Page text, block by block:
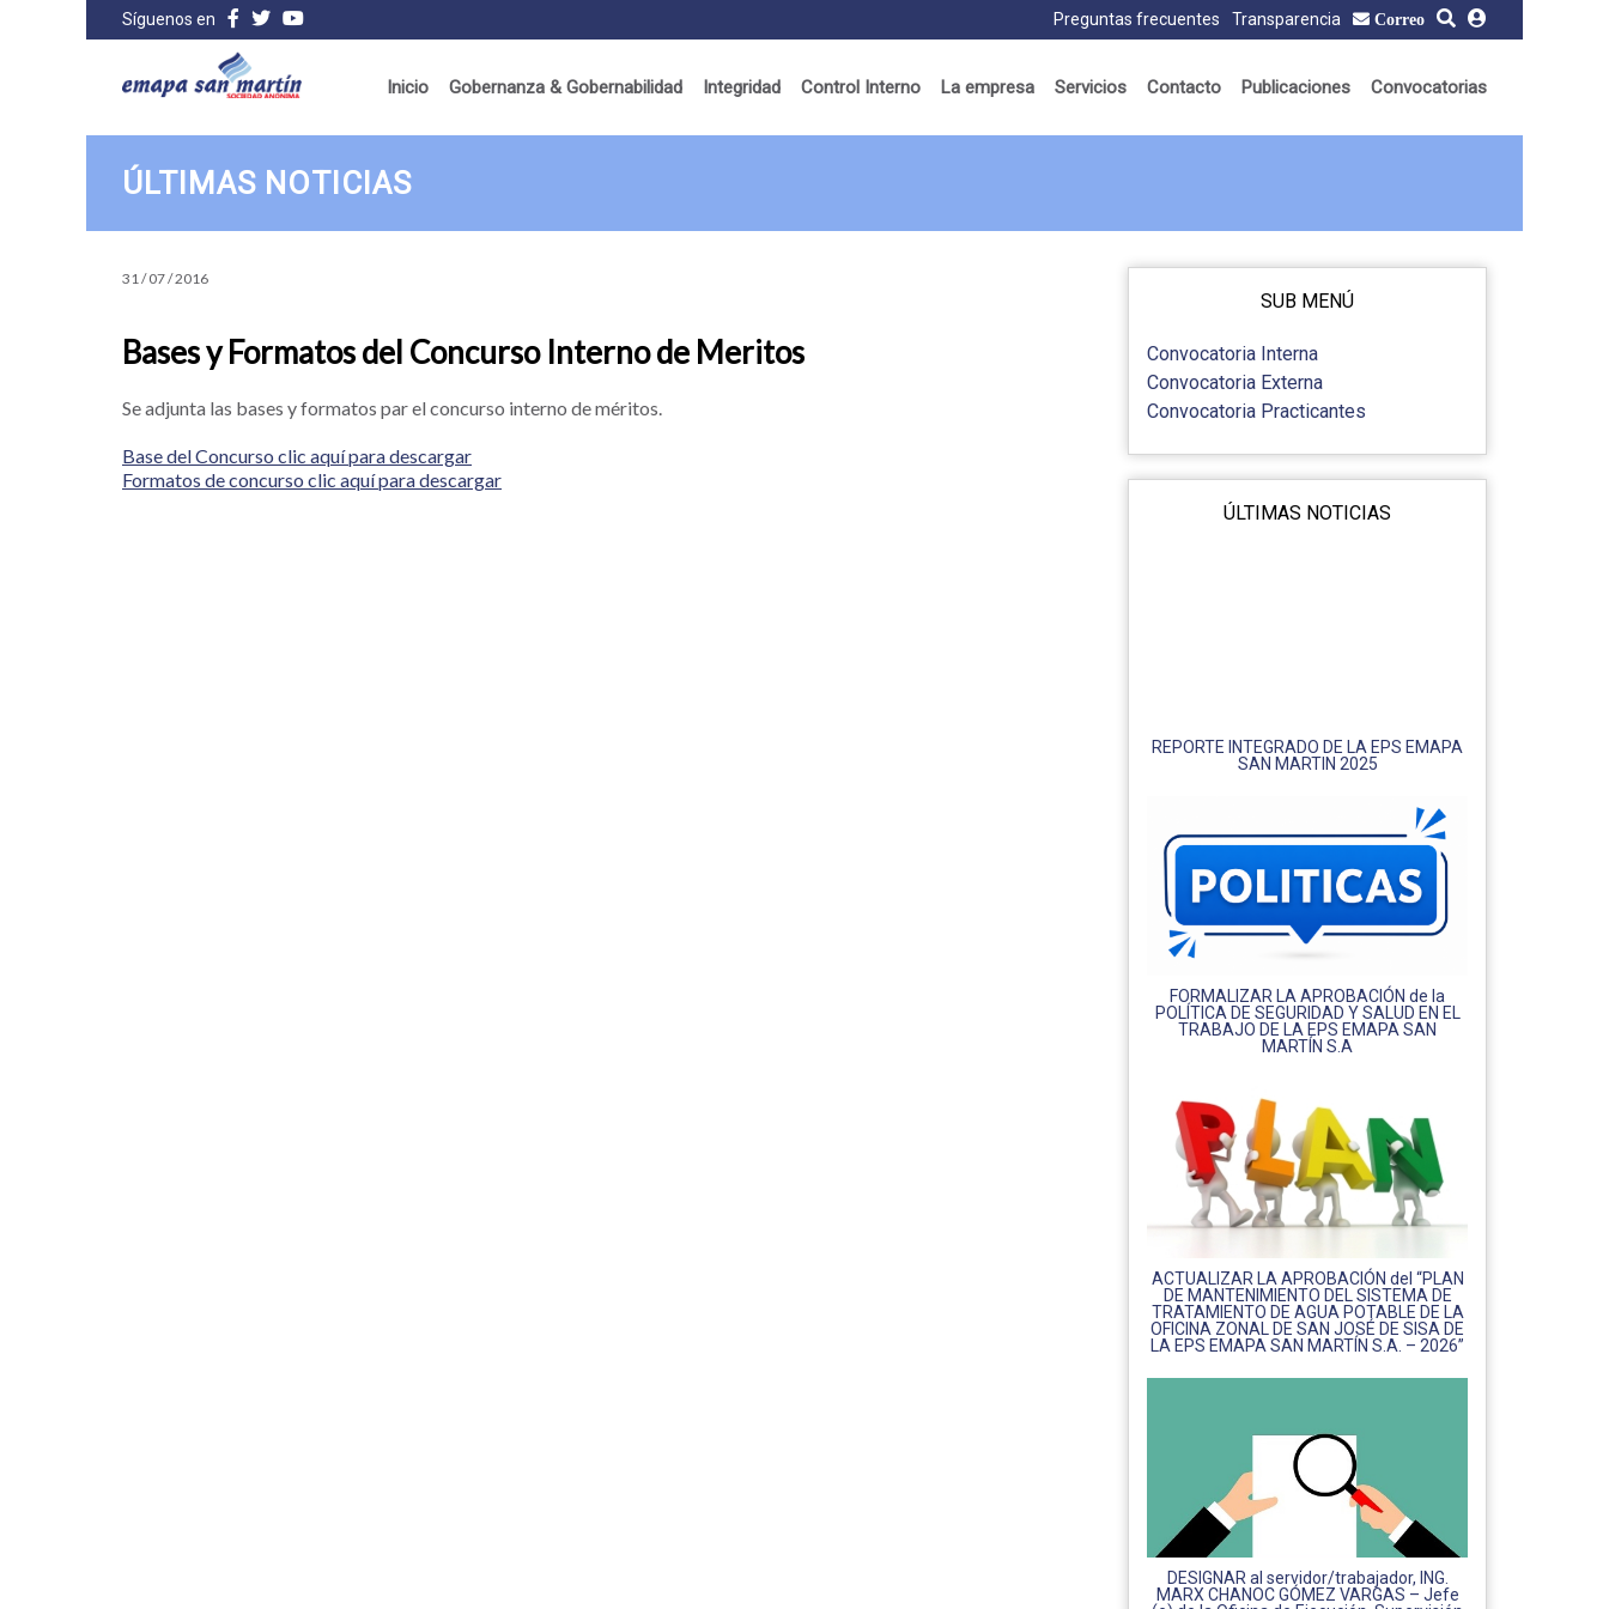
Síguenos en Preguntas frecuentes Transparencia Correo
Inicio Gobernanza & Gobernabilidad Integridad Control Interno La empresa Servicios Contacto Publicaciones Convocatorias
ÚLTIMAS NOTICIAS
31 / 07 / 2016
Bases y Formatos del Concurso Interno de Meritos
Se adjunta las bases y formatos par el concurso interno de méritos.
Base del Concurso clic aquí para descargar
Formatos de concurso clic aquí para descargar
SUB MENÚ
Convocatoria Interna
Convocatoria Externa
Convocatoria Practicantes
ÚLTIMAS NOTICIAS
REPORTE INTEGRADO DE LA EPS EMAPA
SAN MARTIN 2025
FORMALIZAR LA APROBACIÓN de la
POLÍTICA DE SEGURIDAD Y SALUD EN EL
TRABAJO DE LA EPS EMAPA SAN
MARTÍN S.A
ACTUALIZAR LA APROBACIÓN del “PLAN
DE MANTENIMIENTO DEL SISTEMA DE
TRATAMIENTO DE AGUA POTABLE DE LA
OFICINA ZONAL DE SAN JOSÉ DE SISA DE
LA EPS EMAPA SAN MARTÍN S.A. – 2026”
DESIGNAR al servidor/trabajador, ING.
MARX CHANOC GÓMEZ VARGAS – Jefe